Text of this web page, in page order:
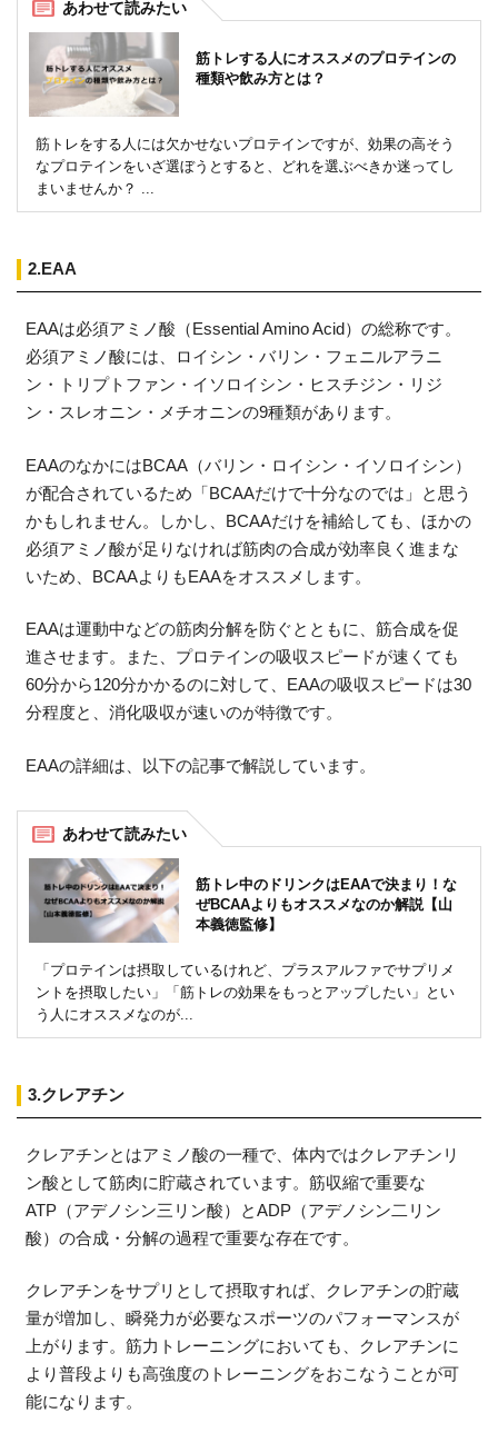
筋トレする人にオススメのプロテインの
種類や飲み方とは？
筋トレをする人には欠かせないプロテインですが、効果の高そう
なプロテインをいざ選ぼうとすると、どれを選ぶべきか迷ってし
まいませんか？ ...
2.EAA
EAAは必須アミノ酸（Essential Amino Acid）の総称です。
必須アミノ酸には、ロイシン・バリン・フェニルアラニ
ン・トリプトファン・イソロイシン・ヒスチジン・リジ
ン・スレオニン・メチオニンの9種類があります。
EAAのなかにはBCAA（バリン・ロイシン・イソロイシン）
が配合されているため「BCAAだけで十分なのでは」と思う
かもしれません。しかし、BCAAだけを補給しても、ほかの
必須アミノ酸が足りなければ筋肉の合成が効率良く進まな
いため、BCAAよりもEAAをオススメします。
EAAは運動中などの筋肉分解を防ぐとともに、筋合成を促
進させます。また、プロテインの吸収スピードが速くても
60分から120分かかるのに対して、EAAの吸収スピードは30
分程度と、消化吸収が速いのが特徴です。
EAAの詳細は、以下の記事で解説しています。
筋トレ中のドリンクはEAAで決まり！な
ぜBCAAよりもオススメなのか解説【山
本義徳監修】
「プロテインは摂取しているけれど、プラスアルファでサプリメ
ントを摂取したい」「筋トレの効果をもっとアップしたい」とい
う人にオススメなのが...
3.クレアチン
クレアチンとはアミノ酸の一種で、体内ではクレアチンリ
ン酸として筋肉に貯蔵されています。筋収縮で重要な
ATP（アデノシン三リン酸）とADP（アデノシン二リン
酸）の合成・分解の過程で重要な存在です。
クレアチンをサプリとして摂取すれば、クレアチンの貯蔵
量が増加し、瞬発力が必要なスポーツのパフォーマンスが
上がります。筋力トレーニングにおいても、クレアチンに
より普段よりも高強度のトレーニングをおこなうことが可
能になります。